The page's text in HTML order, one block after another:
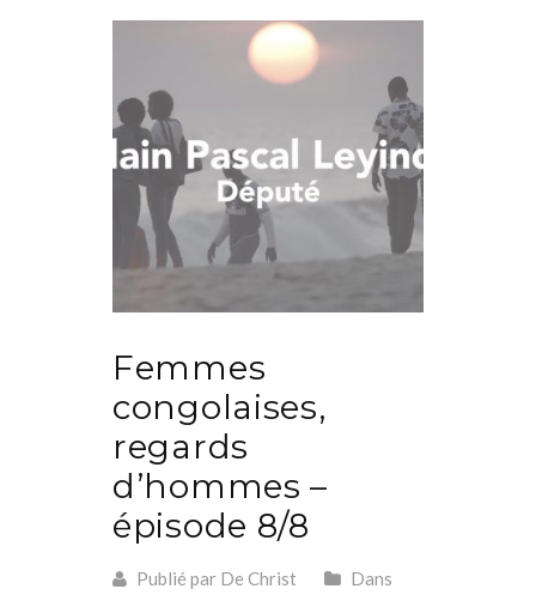
Femmes
congolaises,
regards
d’hommes –
épisode 8/8
Publié par De Christ
Dans